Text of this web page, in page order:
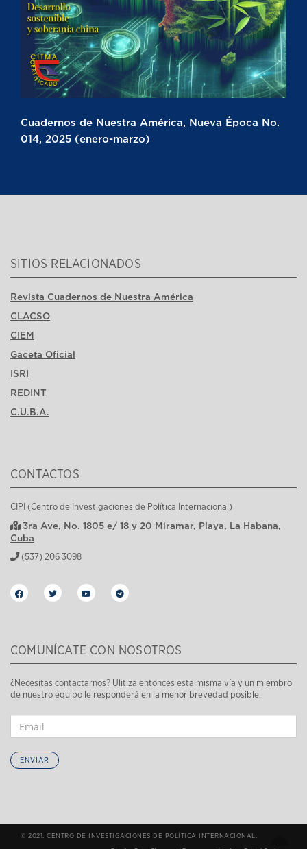
Cuadernos de Nuestra América, Nueva Época No.
014, 2025 (enero-marzo)
SITIOS RELACIONADOS
Revista Cuadernos de Nuestra América
CLACSO
CIEM
Gaceta Oficial
ISRI
REDINT
C.U.B.A.
CONTACTOS
CIPI (Centro de Investigaciones de Política Internacional)
3ra Ave, No. 1805 e/ 18 y 20 Miramar, Playa, La Habana,
Cuba
(537) 206 3098
COMUNÍCATE CON NOSOTROS
¿Necesitas contactarnos? Ulitiza entonces esta misma vía y un miembro
de nuestro equipo le responderá en la menor brevedad posible.
ENVIAR
© 2021. CENTRO DE INVESTIGACIONES DE POLÍTICA INTERNACIONAL.